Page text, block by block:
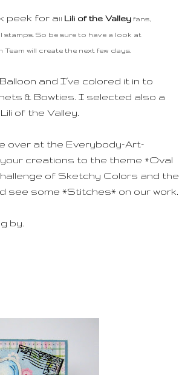
peek for all Lili of the Valley fans,
stamps. So be sure to have a look at
will create the next few days.
and I´ve colored it in to
& Bowties. I selected also a
of the Valley.
over at the Everybody-Art-
creations to the theme *Oval
of Sketchy Colors and the
see some *Stitches* on our work.
by.